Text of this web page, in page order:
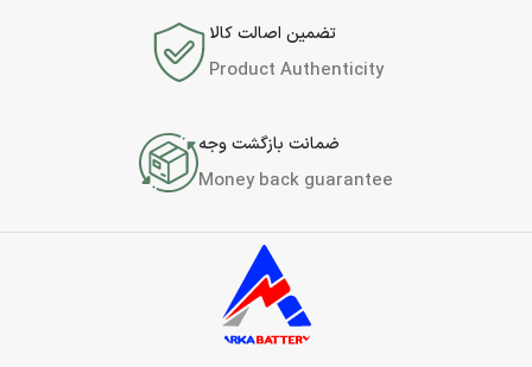
تضمین اصالت کالا
Product Authenticity
ضمانت بازگشت وجه
Money back guarantee